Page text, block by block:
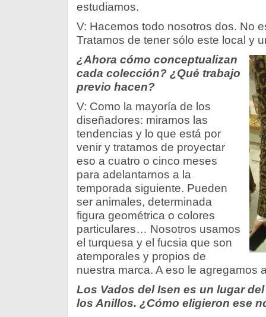
estudiamos.
V: Hacemos todo nosotros dos. No
Tratamos de tener sólo este local y
¿Ahora cómo conceptualizan
cada colección? ¿Qué trabajo
previo hacen?
V: Como la mayoría de los
diseñadores: miramos las
tendencias y lo que está por
venir y tratamos de proyectar
eso a cuatro o cinco meses
para adelantarnos a la
temporada siguiente. Pueden
ser animales, determinada
figura geométrica o colores
particulares… Nosotros usamos
el turquesa y el fucsia que son
atemporales y propios de
nuestra marca. A eso le agregamos
Los Vados del Isen es un lugar
los Anillos. ¿Cómo eligieron ese